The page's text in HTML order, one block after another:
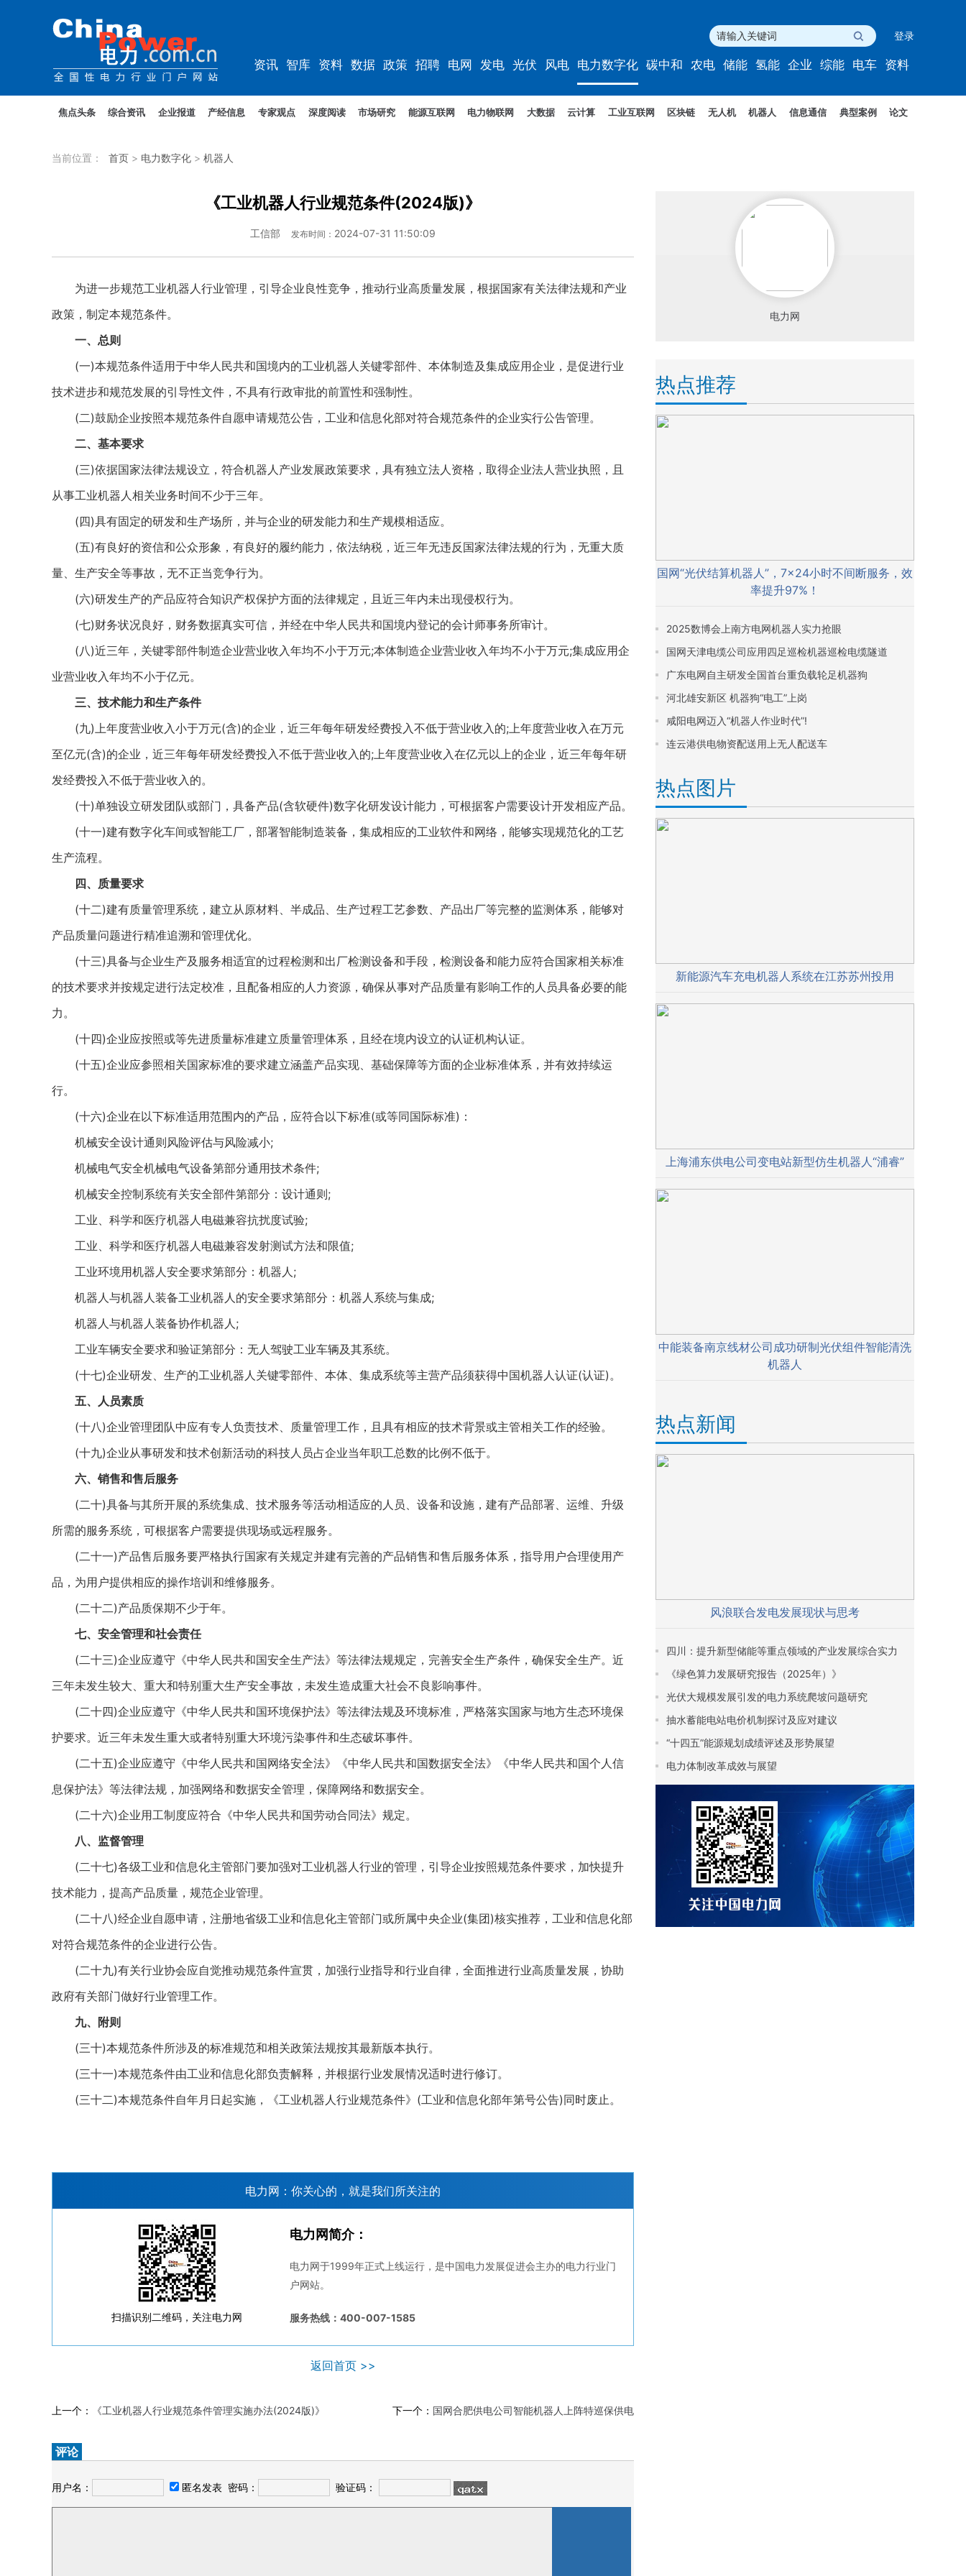
登录
资讯 智库 资料 数据 政策 招聘 电网 发电 光伏 风电 电力数字化 碳中和 农电 储能 氢能 企业 综能 电车 资料
焦点头条 综合资讯 企业报道 产经信息 专家观点 深度阅读 市场研究 能源互联网 电力物联网 大数据 云计算 工业互联网 区块链 无人机 机器人 信息通信 典型案例 论文
当前位置： 首页 > 电力数字化 > 机器人
《工业机器人行业规范条件(2024版)》
工信部 发布时间： 2024-07-31 11:50:09
为进一步规范工业机器人行业管理，引导企业良性竞争，推动行业高质量发展，根据国家有关法律法规和产业
政策，制定本规范条件。
一、总则
(一)本规范条件适用于中华人民共和国境内的工业机器人关键零部件、本体制造及集成应用企业，是促进行业
技术进步和规范发展的引导性文件，不具有行政审批的前置性和强制性。
(二)鼓励企业按照本规范条件自愿申请规范公告，工业和信息化部对符合规范条件的企业实行公告管理。
二、基本要求
(三)依据国家法律法规设立，符合机器人产业发展政策要求，具有独立法人资格，取得企业法人营业执照，且
从事工业机器人相关业务时间不少于三年。
(四)具有固定的研发和生产场所，并与企业的研发能力和生产规模相适应。
(五)有良好的资信和公众形象，有良好的履约能力，依法纳税，近三年无违反国家法律法规的行为，无重大质
量、生产安全等事故，无不正当竞争行为。
(六)研发生产的产品应符合知识产权保护方面的法律规定，且近三年内未出现侵权行为。
(七)财务状况良好，财务数据真实可信，并经在中华人民共和国境内登记的会计师事务所审计。
(八)近三年，关键零部件制造企业营业收入年均不小于万元;本体制造企业营业收入年均不小于万元;集成应用企
业营业收入年均不小于亿元。
三、技术能力和生产条件
(九)上年度营业收入小于万元(含)的企业，近三年每年研发经费投入不低于营业收入的;上年度营业收入在万元
至亿元(含)的企业，近三年每年研发经费投入不低于营业收入的;上年度营业收入在亿元以上的企业，近三年每年研
发经费投入不低于营业收入的。
(十)单独设立研发团队或部门，具备产品(含软硬件)数字化研发设计能力，可根据客户需要设计开发相应产品。
(十一)建有数字化车间或智能工厂，部署智能制造装备，集成相应的工业软件和网络，能够实现规范化的工艺
生产流程。
四、质量要求
(十二)建有质量管理系统，建立从原材料、半成品、生产过程工艺参数、产品出厂等完整的监测体系，能够对
产品质量问题进行精准追溯和管理优化。
(十三)具备与企业生产及服务相适宜的过程检测和出厂检测设备和手段，检测设备和能力应符合国家相关标准
的技术要求并按规定进行法定校准，且配备相应的人力资源，确保从事对产品质量有影响工作的人员具备必要的能
力。
(十四)企业应按照或等先进质量标准建立质量管理体系，且经在境内设立的认证机构认证。
(十五)企业应参照相关国家标准的要求建立涵盖产品实现、基础保障等方面的企业标准体系，并有效持续运
行。
(十六)企业在以下标准适用范围内的产品，应符合以下标准(或等同国际标准)：
机械安全设计通则风险评估与风险减小;
机械电气安全机械电气设备第部分通用技术条件;
机械安全控制系统有关安全部件第部分：设计通则;
工业、科学和医疗机器人电磁兼容抗扰度试验;
工业、科学和医疗机器人电磁兼容发射测试方法和限值;
工业环境用机器人安全要求第部分：机器人;
机器人与机器人装备工业机器人的安全要求第部分：机器人系统与集成;
机器人与机器人装备协作机器人;
工业车辆安全要求和验证第部分：无人驾驶工业车辆及其系统。
(十七)企业研发、生产的工业机器人关键零部件、本体、集成系统等主营产品须获得中国机器人认证(认证)。
五、人员素质
(十八)企业管理团队中应有专人负责技术、质量管理工作，且具有相应的技术背景或主管相关工作的经验。
(十九)企业从事研发和技术创新活动的科技人员占企业当年职工总数的比例不低于。
六、销售和售后服务
(二十)具备与其所开展的系统集成、技术服务等活动相适应的人员、设备和设施，建有产品部署、运维、升级
所需的服务系统，可根据客户需要提供现场或远程服务。
(二十一)产品售后服务要严格执行国家有关规定并建有完善的产品销售和售后服务体系，指导用户合理使用产
品，为用户提供相应的操作培训和维修服务。
(二十二)产品质保期不少于年。
七、安全管理和社会责任
(二十三)企业应遵守《中华人民共和国安全生产法》等法律法规规定，完善安全生产条件，确保安全生产。近
三年未发生较大、重大和特别重大生产安全事故，未发生造成重大社会不良影响事件。
(二十四)企业应遵守《中华人民共和国环境保护法》等法律法规及环境标准，严格落实国家与地方生态环境保
护要求。近三年未发生重大或者特别重大环境污染事件和生态破坏事件。
(二十五)企业应遵守《中华人民共和国网络安全法》《中华人民共和国数据安全法》《中华人民共和国个人信
息保护法》等法律法规，加强网络和数据安全管理，保障网络和数据安全。
(二十六)企业用工制度应符合《中华人民共和国劳动合同法》规定。
八、监督管理
(二十七)各级工业和信息化主管部门要加强对工业机器人行业的管理，引导企业按照规范条件要求，加快提升
技术能力，提高产品质量，规范企业管理。
(二十八)经企业自愿申请，注册地省级工业和信息化主管部门或所属中央企业(集团)核实推荐，工业和信息化部
对符合规范条件的企业进行公告。
(二十九)有关行业协会应自觉推动规范条件宣贯，加强行业指导和行业自律，全面推进行业高质量发展，协助
政府有关部门做好行业管理工作。
九、附则
(三十)本规范条件所涉及的标准规范和相关政策法规按其最新版本执行。
(三十一)本规范条件由工业和信息化部负责解释，并根据行业发展情况适时进行修订。
(三十二)本规范条件自年月日起实施，《工业机器人行业规范条件》(工业和信息化部年第号公告)同时废止。
电力网：你关心的，就是我们所关注的
扫描识别二维码，关注电力网
电力网简介：
电力网于1999年正式上线运行，是中国电力发展促进会主办的电力行业门
户网站。
服务热线：400-007-1585
返回首页 >>
上一个： 《工业机器人行业规范条件管理实施办法(2024版)》 下一个： 国网合肥供电公司智能机器人上阵特巡保供电
评论
用户名： 匿名发表 密码： 验证码：
电力网
热点推荐
国网“光伏结算机器人”，7×24小时不间断服务，效
率提升97%！
2025数博会上南方电网机器人实力抢眼
国网天津电缆公司应用四足巡检机器巡检电缆隧道
广东电网自主研发全国首台重负载轮足机器狗
河北雄安新区 机器狗“电工”上岗
咸阳电网迈入“机器人作业时代”!
连云港供电物资配送用上无人配送车
热点图片
新能源汽车充电机器人系统在江苏苏州投用
上海浦东供电公司变电站新型仿生机器人“浦睿”
中能装备南京线材公司成功研制光伏组件智能清洗
机器人
热点新闻
风浪联合发电发展现状与思考
四川：提升新型储能等重点领域的产业发展综合实力
《绿色算力发展研究报告（2025年）》
光伏大规模发展引发的电力系统爬坡问题研究
抽水蓄能电站电价机制探讨及应对建议
“十四五”能源规划成绩评述及形势展望
电力体制改革成效与展望